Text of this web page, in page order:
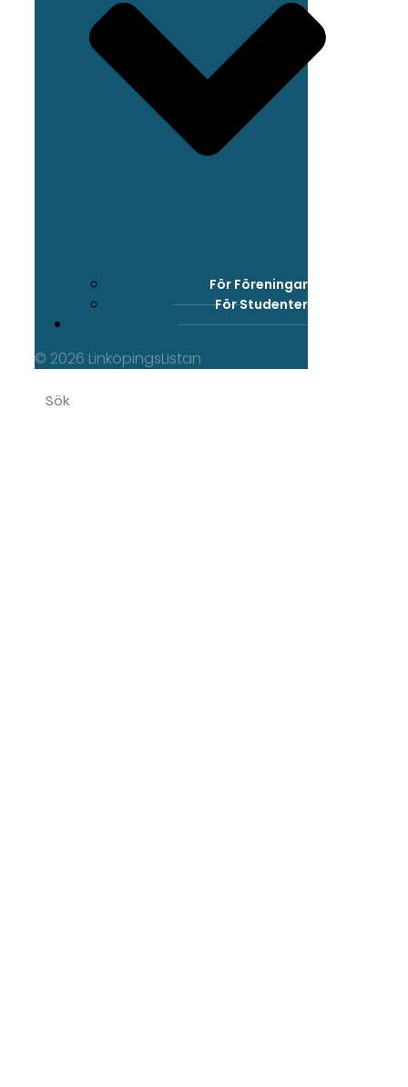
För Föreningar
För Studenter
© 2026 LinköpingsListan